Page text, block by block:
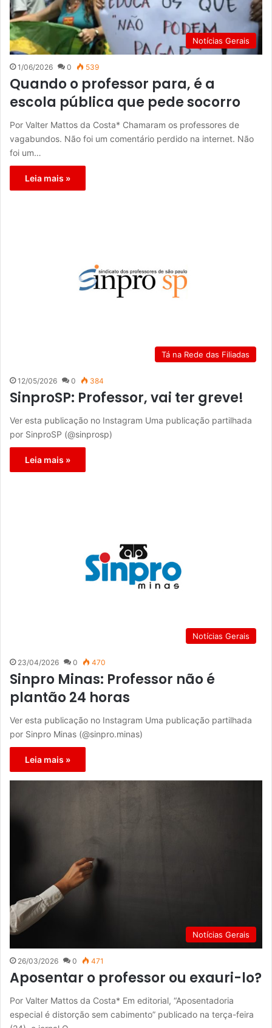
Notícias Gerais
1/06/2026 0 539
Quando o professor para, é a
escola pública que pede socorro
Por Valter Mattos da Costa* Chamaram os professores de
vagabundos. Não foi um comentário perdido na internet. Não
foi um…
Leia mais »
Tá na Rede das Filiadas
12/05/2026 0 384
SinproSP: Professor, vai ter greve!
Ver esta publicação no Instagram Uma publicação partilhada
por SinproSP (@sinprosp)
Leia mais »
Notícias Gerais
23/04/2026 0 470
Sinpro Minas: Professor não é
plantão 24 horas
Ver esta publicação no Instagram Uma publicação partilhada
por Sinpro Minas (@sinpro.minas)
Leia mais »
Notícias Gerais
26/03/2026 0 471
Aposentar o professor ou exauri-lo?
Por Valter Mattos da Costa* Em editorial, “Aposentadoria
especial é distorção sem cabimento” publicado na terça-feira